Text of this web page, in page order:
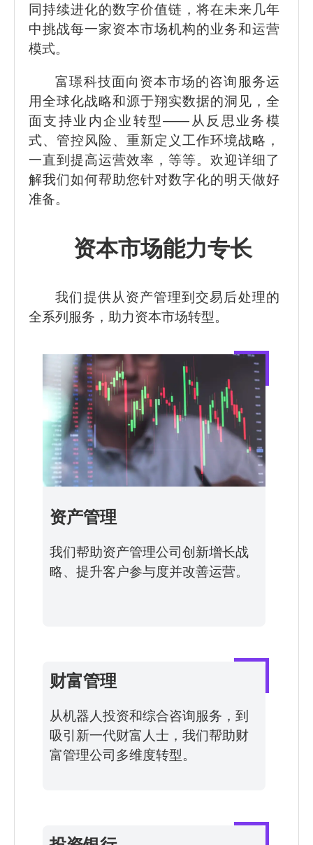
同持续进化的数字价值链，将在未来几年
中挑战每一家资本市场机构的业务和运营
模式。
富璟科技面向资本市场的咨询服务运
用全球化战略和源于翔实数据的洞见，全
面支持业内企业转型——从反思业务模
式、管控风险、重新定义工作环境战略，
一直到提高运营效率，等等。欢迎详细了
解我们如何帮助您针对数字化的明天做好
准备。
资本市场能力专长
我们提供从资产管理到交易后处理的
全系列服务，助力资本市场转型。
资产管理
我们帮助资产管理公司创新增长战
略、提升客户参与度并改善运营。
财富管理
从机器人投资和综合咨询服务，到
吸引新一代财富人士，我们帮助财
富管理公司多维度转型。